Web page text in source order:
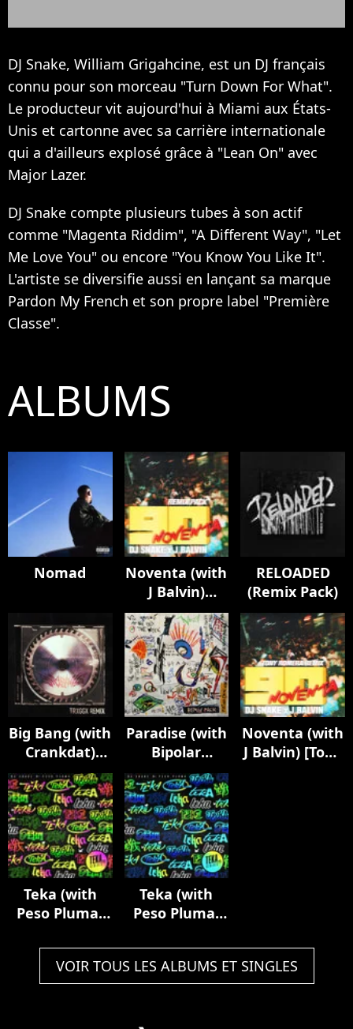
DJ Snake, William Grigahcine, est un DJ français
connu pour son morceau "Turn Down For What".
Le producteur vit aujourd'hui à Miami aux États-
Unis et cartonne avec sa carrière internationale
qui a d'ailleurs explosé grâce à "Lean On" avec
Major Lazer.
DJ Snake compte plusieurs tubes à son actif
comme "Magenta Riddim", "A Different Way", "Let
Me Love You" ou encore "You Know You Like It".
L'artiste se diversifie aussi en lançant sa marque
Pardon My French et son propre label "Première
Classe".
ALBUMS
Nomad
Noventa (with
J Balvin)
[Remix Pack]
RELOADED
(Remix Pack)
Big Bang (with
Crankdat)
[TRXGGX
Remix]
Paradise (with
Bipolar
Sunshine)
[Remix Pack]
Noventa (with
J Balvin) [Tony
Teka (with
Peso Pluma)
Teka (with
Peso Pluma)
VOIR TOUS LES ALBUMS ET SINGLES